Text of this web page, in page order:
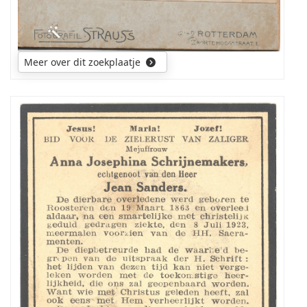
3e
rij.
Waarschijnlijk
is
dit
Jozef
Nelissen,
broer
van
de
bruidegom,
geb.
Schandelen
gem.
Heerlen
apr.
1880,
landbouwer,
Meer over dit zoekplaatje
zoek
een
foto
van
mijn
overgrootmoeder
(Jo)anna
Josepha
Schrijnemakers
uit
Roosteren